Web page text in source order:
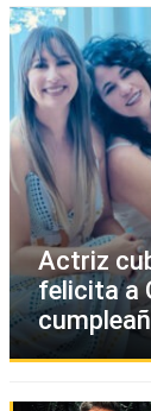
Actriz
felicita a